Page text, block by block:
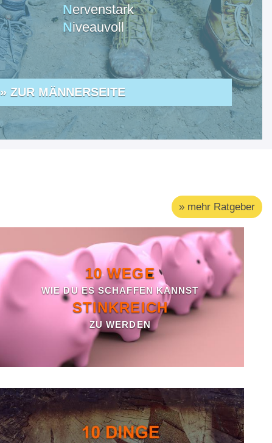
Nervenstark
Niveauvoll
» ZUR MÄNNERSEITE
» mehr Ratgeber
10 WEGE
WIE DU ES SCHAFFEN KANNST
STINKREICH
ZU WERDEN